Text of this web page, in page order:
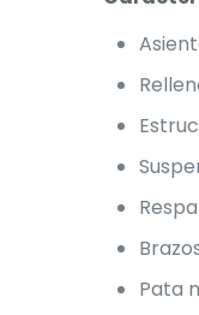
Pata